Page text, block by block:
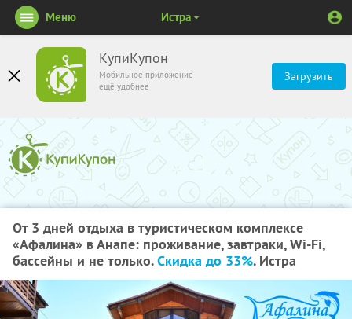
КупиКупон
Мобильное приложение
ещё удобнее
Загрузить
Меню Истра
От 3 дней отдыха в туристическом комплексе
«Афалина» в Анапе: проживание, завтраки, Wi-Fi,
бассейны и не только.Скидка до 33%. Истра